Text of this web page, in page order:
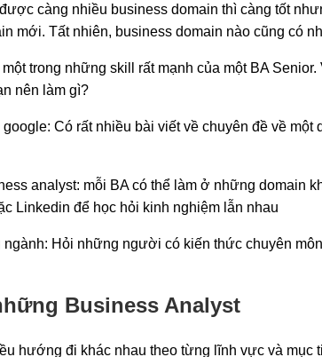
càng nhiều business domain thì càng tốt
mới. Tất nhiên, business domain nào cũng có
trong những skill rất mạnh của một BA
nên làm gì?
Có rất nhiều bài viết về chuyên đề về một
analyst: mỗi BA có thể làm ở những domain
Linkedin để học hỏi kinh nghiệm lẫn nhau
ngành: Hỏi những người có kiến thức chuyên
Business Analyst
hướng đi khác nhau theo từng lĩnh vực và mục